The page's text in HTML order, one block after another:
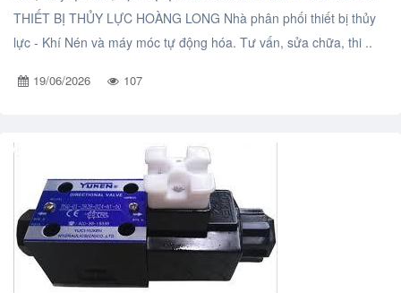
THIẾT BỊ THỦY LỰC HOÀNG LONG Nhà phân phối thiết bị thủy
lực - Khí Nén và máy móc tự động hóa. Tư vấn, sửa chữa, thi ..
19/06/2026 107